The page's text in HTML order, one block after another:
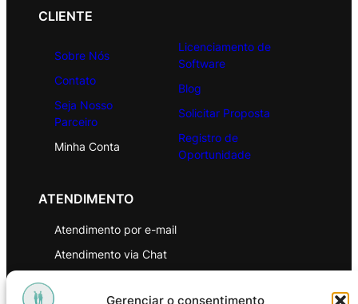
Gerenciar o consentimento
CLIENTE
Sobre Nós
Contato
Seja Nosso
Parceiro
Minha Conta
Licenciamento de
Software
Blog
Solicitar Proposta
Registro de
Oportunidade
ATENDIMENTO
Atendimento por e-mail
Atendimento via Chat